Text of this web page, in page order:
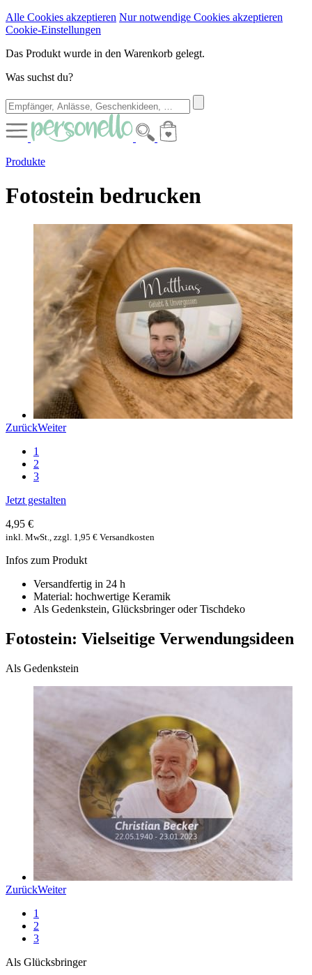
Alle Cookies akzeptieren Nur notwendige Cookies akzeptieren
Cookie-Einstellungen
Das Produkt wurde in den Warenkorb gelegt.
Was suchst du?
Produkte
Fotostein bedrucken
ZurückWeiter
1
2
3
Jetzt gestalten
4,95 €
inkl. MwSt., zzgl. 1,95 € Versandkosten
Infos zum Produkt
Versandfertig in 24 h
Material: hochwertige Keramik
Als Gedenkstein, Glücksbringer oder Tischdeko
Fotostein: Vielseitige Verwendungsideen
Als Gedenkstein
ZurückWeiter
1
2
3
Als Glücksbringer